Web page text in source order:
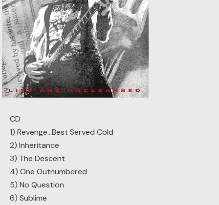
CD
1) Revenge…Best Served Cold
2) Inheritance
3) The Descent
4) One Outnumbered
5) No Question
6) Sublime